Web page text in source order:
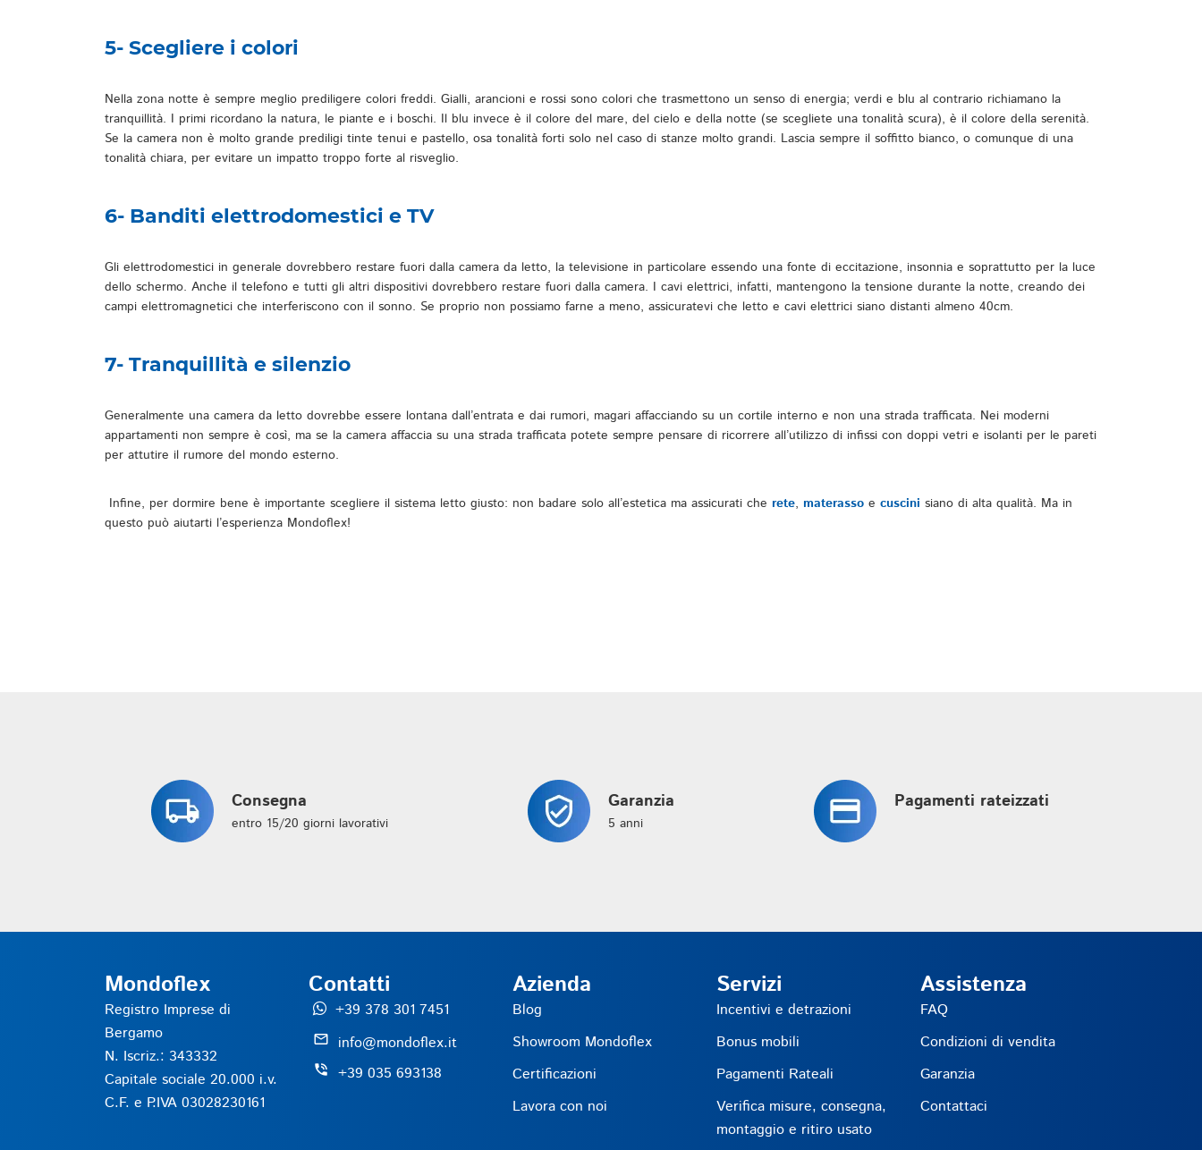
5- Scegliere i colori
Nella zona notte è sempre meglio prediligere colori freddi. Gialli, arancioni e rossi sono colori che trasmettono un senso di energia; verdi e blu al contrario richiamano la
tranquillità. I primi ricordano la natura, le piante e i boschi. Il blu invece è il colore del mare, del cielo e della notte (se scegliete una tonalità scura), è il colore della serenità.
Se la camera non è molto grande prediligi tinte tenui e pastello, osa tonalità forti solo nel caso di stanze molto grandi. Lascia sempre il soffitto bianco, o comunque di una
tonalità chiara, per evitare un impatto troppo forte al risveglio.
6- Banditi elettrodomestici e TV
Gli elettrodomestici in generale dovrebbero restare fuori dalla camera da letto, la televisione in particolare essendo una fonte di eccitazione, insonnia e soprattutto per la luce
dello schermo. Anche il telefono e tutti gli altri dispositivi dovrebbero restare fuori dalla camera. I cavi elettrici, infatti, mantengono la tensione durante la notte, creando dei
campi elettromagnetici che interferiscono con il sonno. Se proprio non possiamo farne a meno, assicuratevi che letto e cavi elettrici siano distanti almeno 40cm.
7- Tranquillità e silenzio
Generalmente una camera da letto dovrebbe essere lontana dall’entrata e dai rumori, magari affacciando su un cortile interno e non una strada trafficata. Nei moderni
appartamenti non sempre è così, ma se la camera affaccia su una strada trafficata potete sempre pensare di ricorrere all’utilizzo di infissi con doppi vetri e isolanti per le pareti
per attutire il rumore del mondo esterno.
Infine, per dormire bene è importante scegliere il sistema letto giusto: non badare solo all’estetica ma assicurati che rete, materasso e cuscini siano di alta qualità. Ma in
questo può aiutarti l’esperienza Mondoflex!
Consegna
entro 15/20 giorni lavorativi
Garanzia
5 anni
Pagamenti rateizzati
Mondoflex
Registro Imprese di
Bergamo
N. Iscriz.: 343332
Capitale sociale 20.000 i.v.
C.F. e P.IVA 03028230161
Contatti
+39 378 301 7451
mail_outline info@mondoflex.it
phone_in_talk +39 035 693138
Azienda
Blog
Showroom Mondoflex
Certificazioni
Lavora con noi
Servizi
Incentivi e detrazioni
Bonus mobili
Pagamenti Rateali
Verifica misure, consegna,
montaggio e ritiro usato
Assistenza
FAQ
Condizioni di vendita
Garanzia
Contattaci